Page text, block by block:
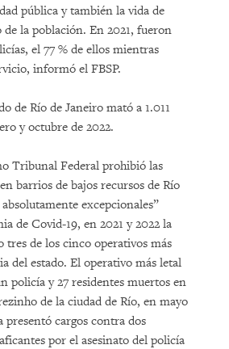
pública y también la vida de
de la población. En 2021, fueron
el 77 % de ellos mientras
informó el FBSP.
de Río de Janeiro mató a 1.011
y octubre de 2022.
Tribunal Federal prohibió las
barrios de bajos recursos de Río
excepcionales”
de Covid-19, en 2021 y 2022 la
tres de los cinco operativos más
del estado. El operativo más letal
policía y 27 residentes muertos en
de la ciudad de Río, en mayo
presentó cargos contra dos
por el asesinato del policía